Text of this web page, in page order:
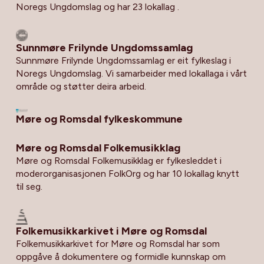
Noregs Ungdomslag og har 23 lokallag .
Sunnmøre Frilynde Ungdomssamlag
Sunnmøre Frilynde Ungdomssamlag er eit fylkeslag i
Noregs Ungdomslag. Vi samarbeider med lokallaga i vårt
område og støtter deira arbeid.
Møre og Romsdal fylkeskommune
Møre og Romsdal Folkemusikklag
Møre og Romsdal Folkemusikklag er fylkesleddet i
moderorganisasjonen FolkOrg og har 10 lokallag knytt
til seg.
Folkemusikkarkivet i Møre og Romsdal
Folkemusikkarkivet for Møre og Romsdal har som
oppgåve å dokumentere og formidle kunnskap om